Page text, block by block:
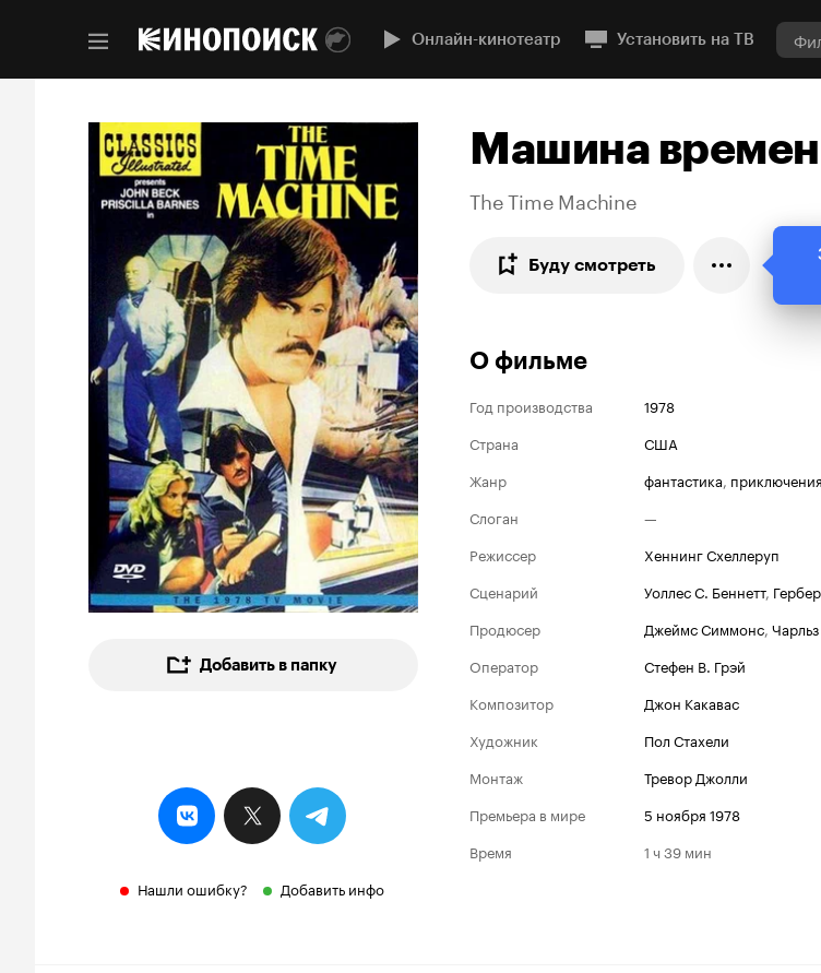
Онлайн-кинотеатр Установить на ТВ
Добавить в папку
Нашли ошибку? Добавить инфо
Машина
The Time Machine
Буду смотреть
О фильме
Год производства
1978
Страна
США
Жанр
фантастика, приключения
Слоган
—
Режиссер
Хеннинг Схеллеруп
Сценарий
Уоллес С. Беннетт,
Продюсер
Джеймс Симмонс,
Оператор
Стефен В. Грэй
Композитор
Джон Какавас
Художник
Пол Стахели
Монтаж
Тревор Джолли
Премьера в мире
5 ноября 1978
Время
1 ч 39 мин